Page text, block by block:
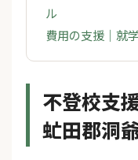
ル
費用の支援｜就
不登校支
虻田郡洞